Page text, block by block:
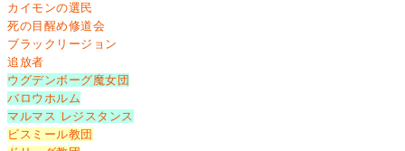
カイモンの選民
死の目醒め修道会
ブラックリージョン
追放者
ウグデンボーグ魔女団
バロウホルム
マルマス レジスタンス
ビスミール教団